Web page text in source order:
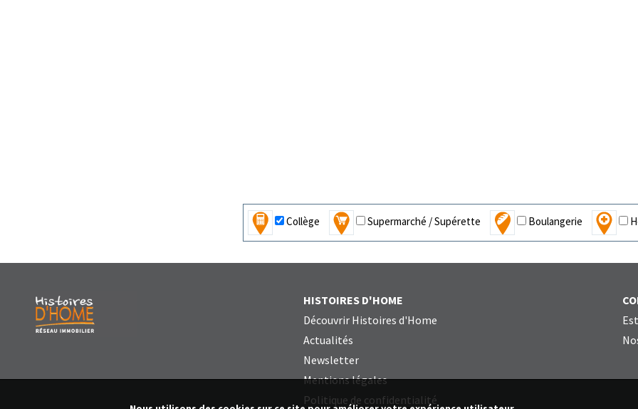
Collège Supermarché / Supérette Boulangerie
HISTOIRES D'HOME
Découvrir Histoires d'Home
Actualités
Newsletter
Mentions légales
Politique de confidentialité